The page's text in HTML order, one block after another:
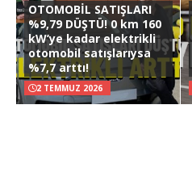
OTOMOBİL SATIŞLARI
%9,79 DÜŞTÜ! 0 km 160
kW’ye kadar elektrikli
otomobil satışlarıysa
%7,7 arttı!
2 TEMMUZ 2026